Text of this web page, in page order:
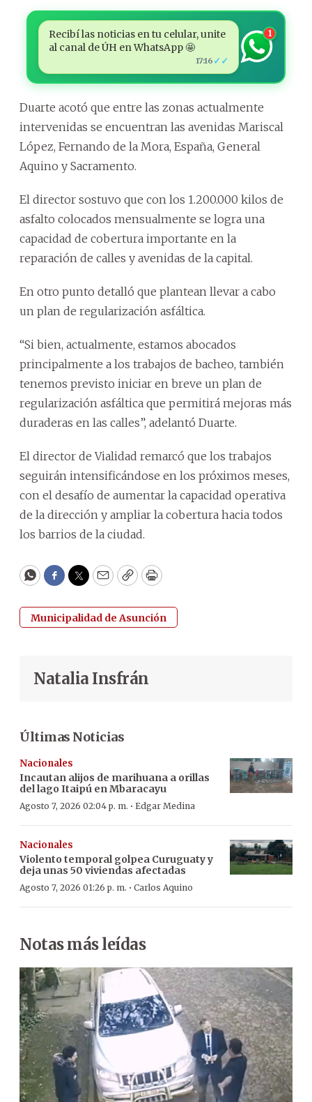
Recibí las noticias en tu celular, unite
al canal de ÚH en WhatsApp 🤩
17:16 ✓✓
1
Duarte acotó que entre las zonas actualmente
intervenidas se encuentran las avenidas Mariscal
López, Fernando de la Mora, España, General
Aquino y Sacramento.
El director sostuvo que con los 1.200.000 kilos de
asfalto colocados mensualmente se logra una
capacidad de cobertura importante en la
reparación de calles y avenidas de la capital.
En otro punto detalló que plantean llevar a cabo
un plan de regularización asfáltica.
“Si bien, actualmente, estamos abocados
principalmente a los trabajos de bacheo, también
tenemos previsto iniciar en breve un plan de
regularización asfáltica que permitirá mejoras más
duraderas en las calles”, adelantó Duarte.
El director de Vialidad remarcó que los trabajos
seguirán intensificándose en los próximos meses,
con el desafío de aumentar la capacidad operativa
de la dirección y ampliar la cobertura hacia todos
los barrios de la ciudad.
WhatsApp
Facebook
Twitter
EmailCopyPrint
Municipalidad de Asunción
Natalia Insfrán
Últimas Noticias
Nacionales
Incautan alijos de marihuana a orillas
del lago Itaipú en Mbaracayu
Agosto 7, 2026 02:04 p. m. · Edgar Medina
Nacionales
Violento temporal golpea Curuguaty y
deja unas 50 viviendas afectadas
Agosto 7, 2026 01:26 p. m. · Carlos Aquino
Notas más leídas